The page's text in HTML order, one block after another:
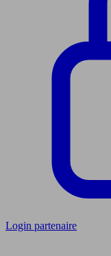
Login partenaire